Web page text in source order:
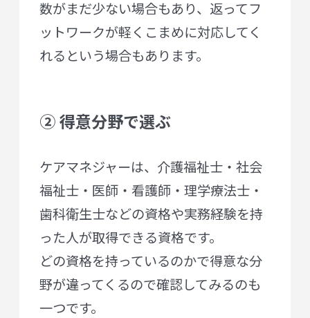
数がまだ少ない場合もあり、返ってフ
ットワークが軽くこまめに対応してく
れるという場合もあります。
② 得意分野で選ぶ
ケアマネジャーは、介護福祉士・社会
福祉士・医師・看護師・理学療法士・
歯科衛生士などの資格や実務経験を持
った人が取得できる資格です。
どの資格を持っているのかで得意な分
野が違ってくるので確認してみるのも
一つです。